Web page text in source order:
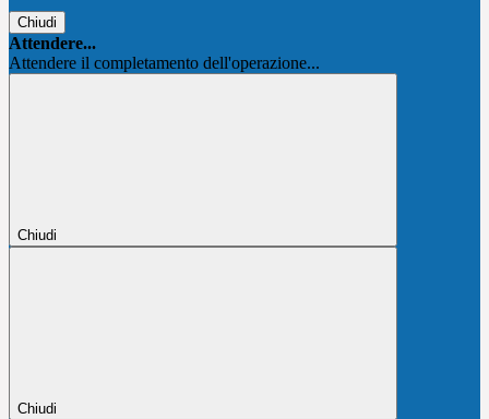
Chiudi
Attendere...
Attendere il completamento dell'operazione...
Chiudi
Chiudi